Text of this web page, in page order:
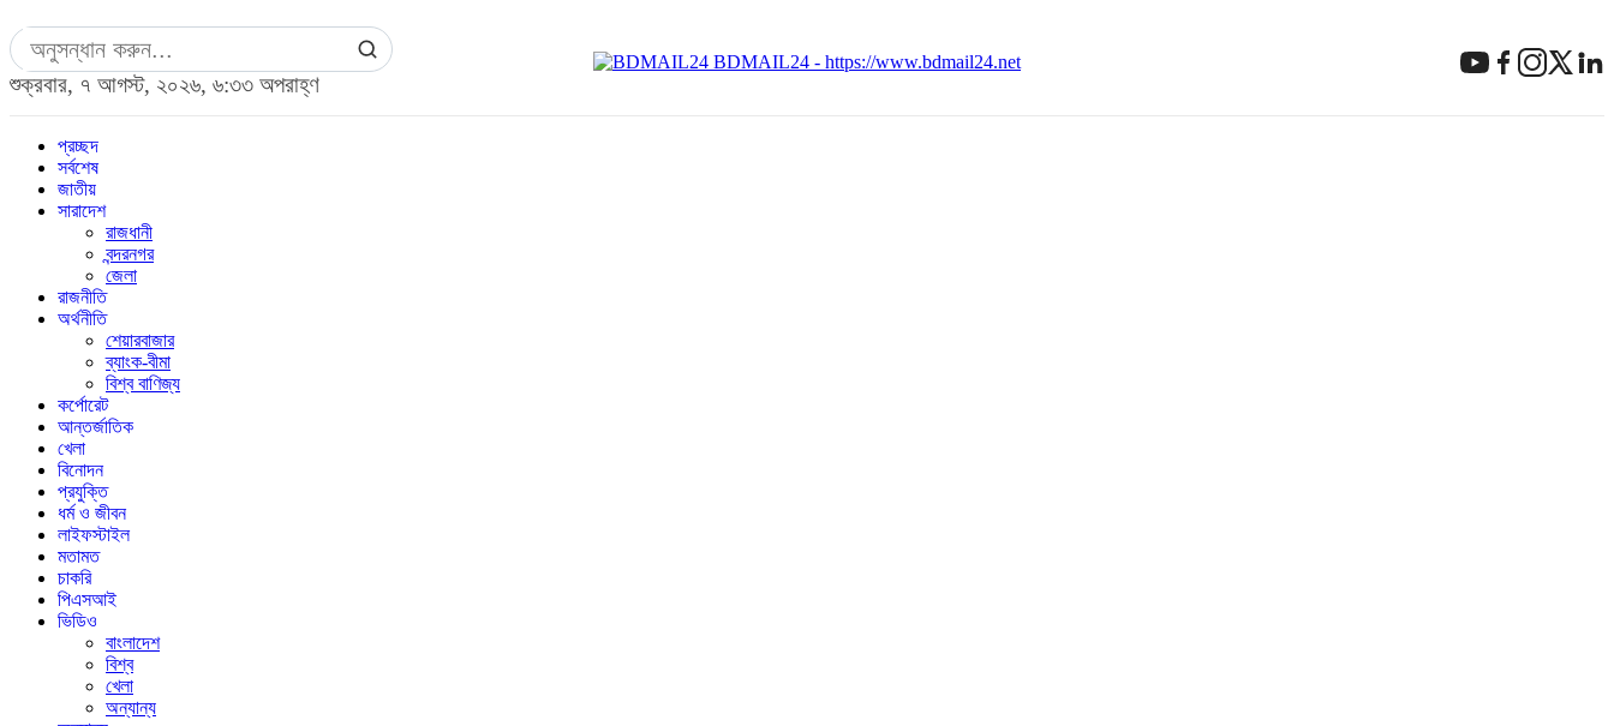
শুক্রবার, ৭ আগস্ট, ২০২৬, ৬:৩৩ অপরাহ্ণ
BDMAIL24 - https://www.bdmail24.net
প্রচ্ছদ
সর্বশেষ
জাতীয়
সারাদেশ
রাজধানী
বন্দরনগর
জেলা
রাজনীতি
অর্থনীতি
শেয়ারবাজার
ব্যাংক-বীমা
বিশ্ব বাণিজ্য
কর্পোরেট
আন্তর্জাতিক
খেলা
বিনোদন
প্রযুক্তি
ধর্ম ও জীবন
লাইফস্টাইল
মতামত
চাকরি
পিএসআই
ভিডিও
বাংলাদেশ
বিশ্ব
খেলা
অন্যান্য